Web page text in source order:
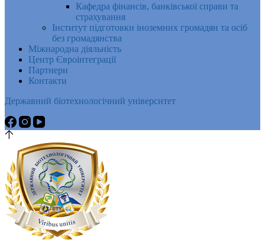
Кафедра фінансів, банківської справи та
страхування
Інститут підготовки іноземних громадян та осіб
без громадянства
Міжнародна діяльність
Центр Євроінтеграції
Партнери
Контакти
Державний біотехнологічний університет